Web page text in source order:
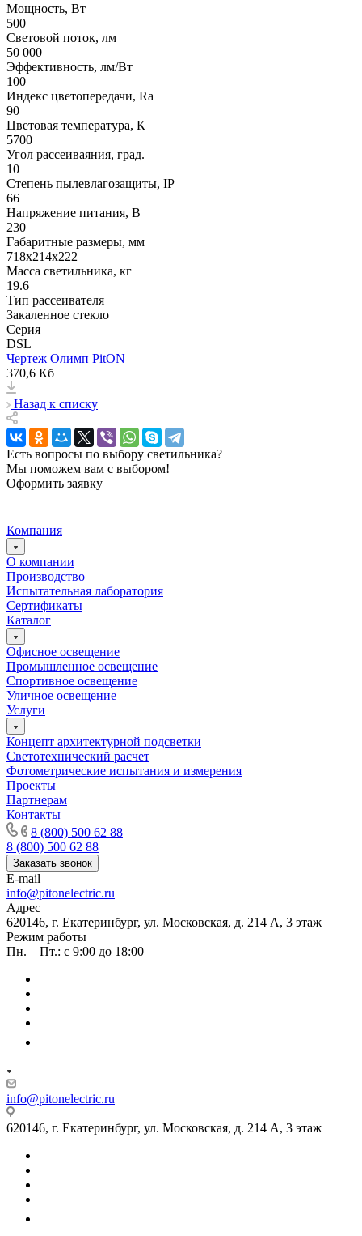
Мощность, Вт
500
Световой поток, лм
50 000
Эффективность, лм/Вт
100
Индекс цветопередачи, Ra
90
Цветовая температура, К
5700
Угол рассеиваяния, град.
10
Степень пылевлагозащиты, IP
66
Напряжение питания, В
230
Габаритные размеры, мм
718х214x222
Масса светильника, кг
19.6
Тип рассеивателя
Закаленное стекло
Серия
DSL
Чертеж Олимп PitON
370,6 Кб
Назад к списку
Есть вопросы по выбору светильника?
Мы поможем вам с выбором!
Оформить заявку
Компания
О компании
Производство
Испытательная лаборатория
Сертификаты
Каталог
Офисное освещение
Промышленное освещение
Спортивное освещение
Уличное освещение
Услуги
Концепт архитектурной подсветки
Светотехнический расчет
Фотометрические испытания и измерения
Проекты
Партнерам
Контакты
8 (800) 500 62 88
8 (800) 500 62 88
Заказать звонок
E-mail
info@pitonelectric.ru
Адрес
620146, г. Екатеринбург, ул. Московская, д. 214 А, 3 этаж
Режим работы
Пн. – Пт.: с 9:00 до 18:00
info@pitonelectric.ru
620146, г. Екатеринбург, ул. Московская, д. 214 А, 3 этаж